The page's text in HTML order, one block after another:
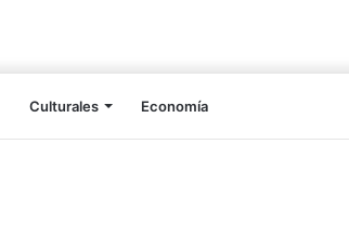
Culturales Economía